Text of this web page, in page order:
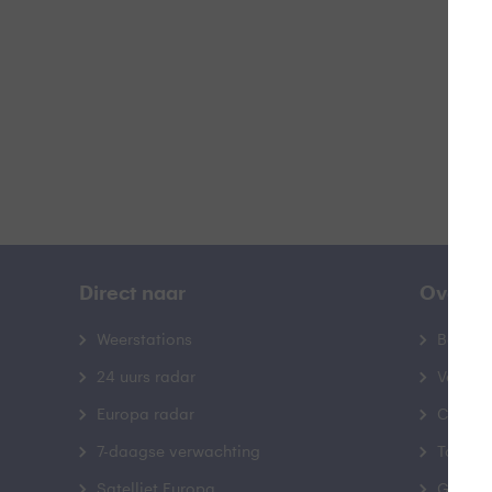
Direct naar
Weerstations
24 uurs radar
Europa radar
7-daagse verwachting
Over
Contact